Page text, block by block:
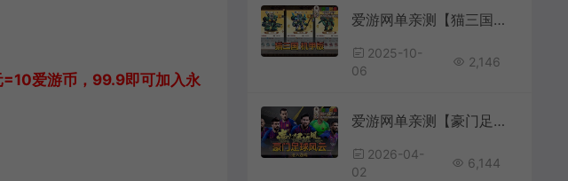
=10爱游币，99.9即可加入永
爱游网单亲测【猫三国】单机机甲H5代金券内购多区跨服版最新整理一键即玩镜像端视频教学+Linux手工服务端文本教学
2025-10-
06
2,146
爱游网单亲测【豪门足球风云单机版】最新整理本地注册 GM物品充值后台 虚拟机一键端视频安装教程 支持自配家庭局域网+手工端文本教学
2026-04-
02
6,144